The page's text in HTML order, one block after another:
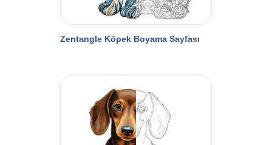
Zentangle Köpek Boyama Sayfası